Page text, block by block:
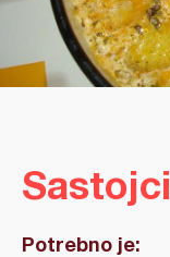
Sastojci
Potrebno je: